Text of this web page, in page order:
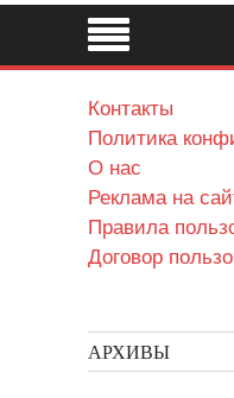
Контакты
Политика
О нас
Реклама на
Правила
Договор
АРХИВЫ